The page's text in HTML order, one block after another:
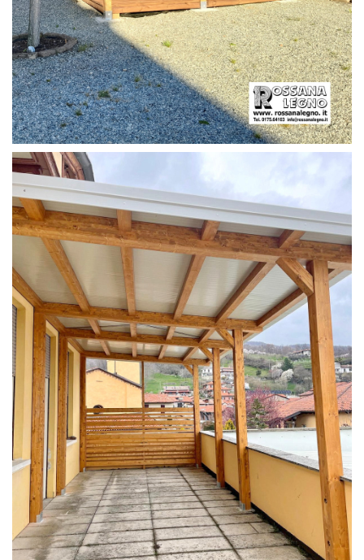
PERGOLA CON PAVIMENTO E FRANGIVISTA